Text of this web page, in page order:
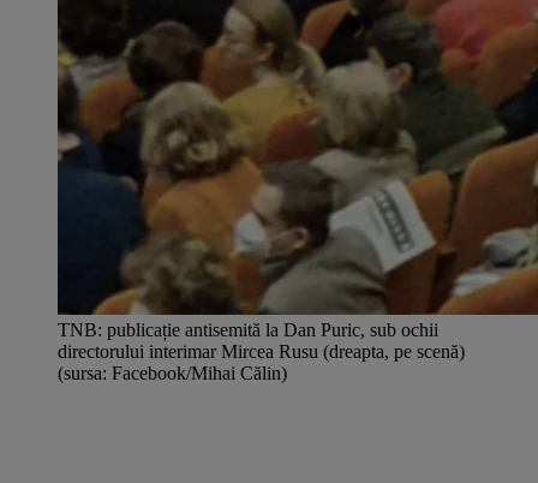
TNB: publicație antisemită la Dan Puric, sub ochii
directorului interimar Mircea Rusu (dreapta, pe scenă)
(sursa: Facebook/Mihai Călin)